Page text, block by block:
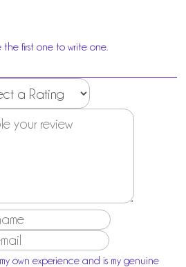
the first one to write one.
own experience and is my genuine